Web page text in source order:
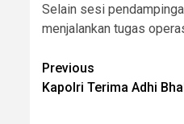
Selain sesi
menjalankan tugas
Post
navigation
Previous
Kapolri Terima Adhi